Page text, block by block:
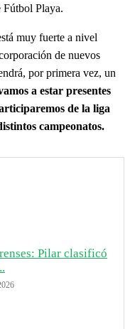
Fútbol Playa.
muy fuerte a nivel
de nuevos
por primera vez, un
a estar presentes
de la liga
campeonatos.
Pilar clasificó